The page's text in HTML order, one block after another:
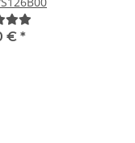
€ *